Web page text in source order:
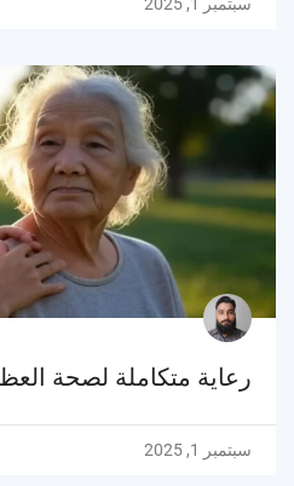
سبتمبر 1, 2025
رعاية متكاملة لصحة
سبتمبر 1, 2025